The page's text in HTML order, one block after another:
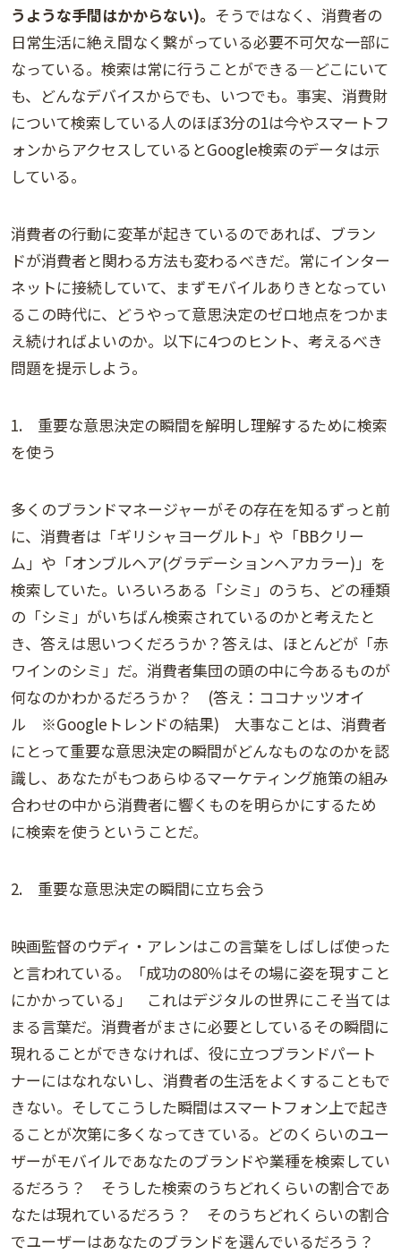
うような手間はかからない)。 そうではなく、消費者の
日常生活に絶え間なく繋がっている必要不可欠な一部に
なっている。検索は常に行うことができる―どこにいて
も、どんなデバイスからでも、いつでも。事実、消費財
について検索している人のほぼ3分の1は今やスマートフ
ォンからアクセスしているとGoogle検索のデータは示
している。
消費者の行動に変革が起きているのであれば、ブラン
ドが消費者と関わる方法も変わるべきだ。常にインター
ネットに接続していて、まずモバイルありきとなってい
るこの時代に、どうやって意思決定のゼロ地点をつかま
え続ければよいのか。以下に4つのヒント、考えるべき
問題を提示しよう。
1. 重要な意思決定の瞬間を解明し理解するために検索
を使う
多くのブランドマネージャーがその存在を知るずっと前
に、消費者は「ギリシャヨーグルト」や「BBクリー
ム」や「オンブルヘア(グラデーションヘアカラー)」を
検索していた。いろいろある「シミ」のうち、どの種類
の「シミ」がいちばん検索されているのかと考えたと
き、答えは思いつくだろうか？答えは、ほとんどが「赤
ワインのシミ」だ。消費者集団の頭の中に今あるものが
何なのかわかるだろうか？ (答え：ココナッツオイ
ル ※Googleトレンドの結果) 大事なことは、消費者
にとって重要な意思決定の瞬間がどんなものなのかを認
識し、あなたがもつあらゆるマーケティング施策の組み
合わせの中から消費者に響くものを明らかにするため
に検索を使うということだ。
2. 重要な意思決定の瞬間に立ち会う
映画監督のウディ・アレンはこの言葉をしばしば使った
と言われている。「成功の80％はその場に姿を現すこと
にかかっている」 これはデジタルの世界にこそ当ては
まる言葉だ。消費者がまさに必要としているその瞬間に
現れることができなければ、役に立つブランドパート
ナーにはなれないし、消費者の生活をよくすることもで
きない。そしてこうした瞬間はスマートフォン上で起き
ることが次第に多くなってきている。どのくらいのユー
ザーがモバイルであなたのブランドや業種を検索してい
るだろう？ そうした検索のうちどれくらいの割合であ
なたは現れているだろう？ そのうちどれくらいの割合
でユーザーはあなたのブランドを選んでいるだろう？